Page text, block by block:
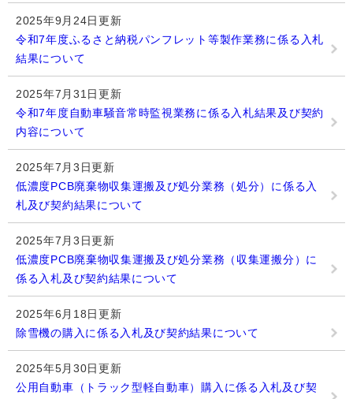
2025年9月24日更新
令和7年度ふるさと納税パンフレット等製作業務に係る入札
結果について
2025年7月31日更新
令和7年度自動車騒音常時監視業務に係る入札結果及び契約
内容について
2025年7月3日更新
低濃度PCB廃棄物収集運搬及び処分業務（処分）に係る入
札及び契約結果について
2025年7月3日更新
低濃度PCB廃棄物収集運搬及び処分業務（収集運搬分）に
係る入札及び契約結果について
2025年6月18日更新
除雪機の購入に係る入札及び契約結果について
2025年5月30日更新
公用自動車（トラック型軽自動車）購入に係る入札及び契